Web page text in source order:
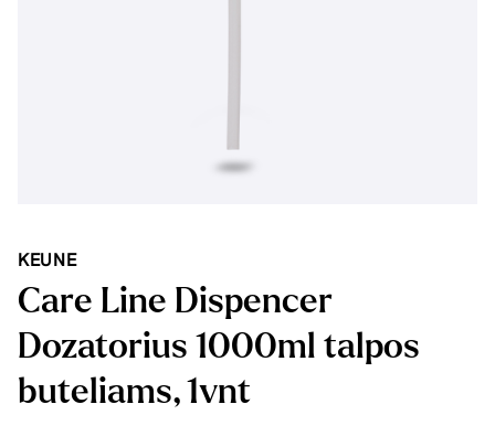
KEUNE
Care Line Dispencer
Dozatorius 1000ml talpos
buteliams, 1vnt